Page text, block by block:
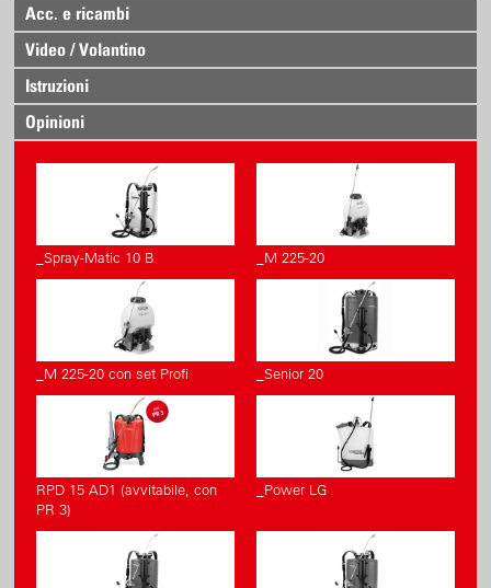
Acc. e ricambi
Video / Volantino
Istruzioni
Opinioni
_Spray-Matic 10 B _M 225-20
_M 225-20 con set Profi _Senior 20
RPD 15 AD1 (avvitabile, con
PR 3)
_Power LG